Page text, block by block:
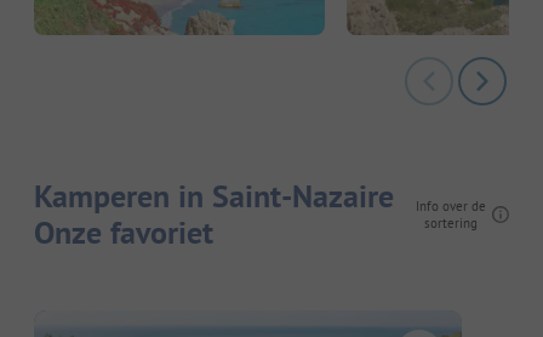
Kamperen in Saint-Nazaire
Onze favoriet
Info over de
sortering